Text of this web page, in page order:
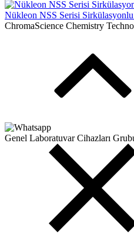
Nükleon NSS Serisi
ChromaScience Chemistry
Genel Laboratuvar Cihazları